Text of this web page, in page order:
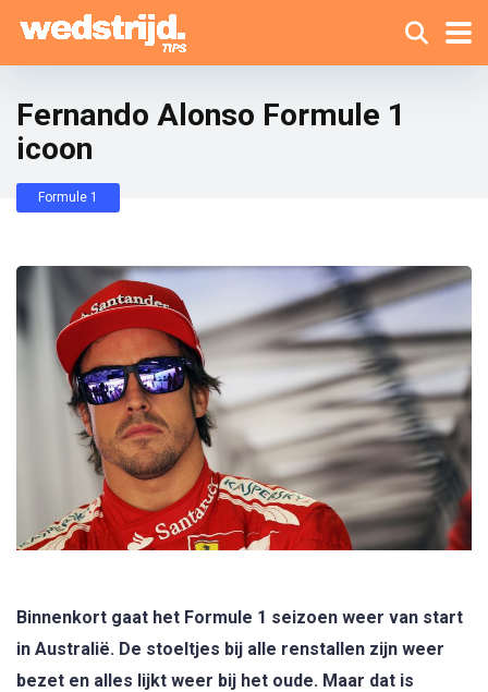
Fernando Alonso Formule 1
icoon
Formule 1
Binnenkort gaat het Formule 1 seizoen weer van start
in Australië. De stoeltjes bij alle renstallen zijn weer
bezet en alles lijkt weer bij het oude. Maar dat is